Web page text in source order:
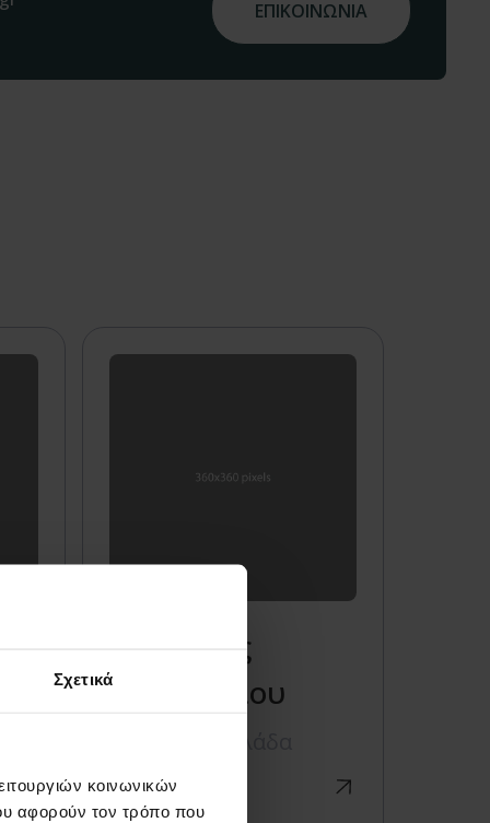
Σχετικά
κοινωνικών
αφορούν τον τρόπο που
ΕΠΙΚΟΙΝΩΝΙΑ
Δημήτρης
Παπαλεξίου